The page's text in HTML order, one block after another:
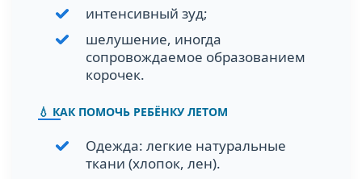
интенсивный зуд;
шелушение, иногда
сопровождаемое образованием
корочек.
💧 КАК ПОМОЧЬ РЕБЁНКУ ЛЕТОМ
Одежда: легкие натуральные
ткани (хлопок, лен).